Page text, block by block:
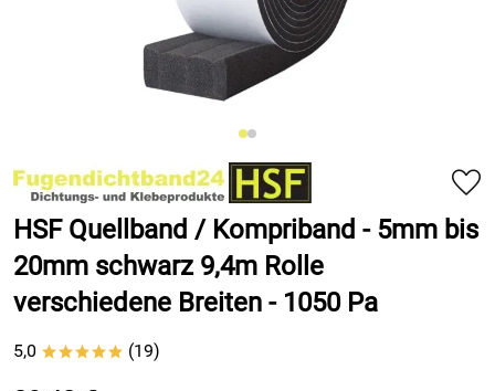
HSF Quellband / Kompriband - 5mm bis
20mm schwarz 9,4m Rolle
verschiedene Breiten - 1050 Pa
5,0 ***** (19)